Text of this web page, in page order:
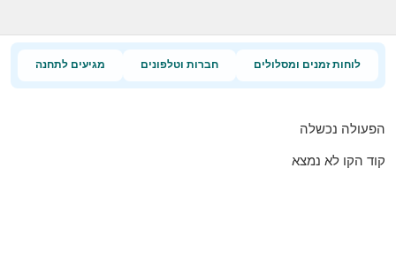
לוחות זמנים ומסלולים חברות וטלפונים מגיעים לתחנה
הפעולה נכשלה
קוד הקו לא נמצא